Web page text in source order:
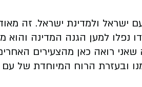
ישראל ולמדינת ישראל. זה
למען הגנה המדינה והוא
רואה כאן מהצעירים
ובעזרת הרוח המיוחדת של